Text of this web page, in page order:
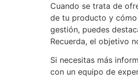
Cuando se trata de
de tu producto y
gestión, puedes
Recuerda, el objetivo
Si necesitas más
con un equipo de